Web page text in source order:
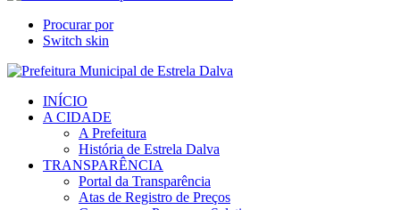
Procurar por
Switch skin
INÍCIO
A CIDADE
A Prefeitura
História de Estrela Dalva
TRANSPARÊNCIA
Portal da Transparência
Atas de Registro de Preços